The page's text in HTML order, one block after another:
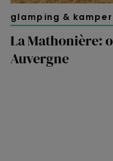
glamping &
La Mathonière:
Auvergne